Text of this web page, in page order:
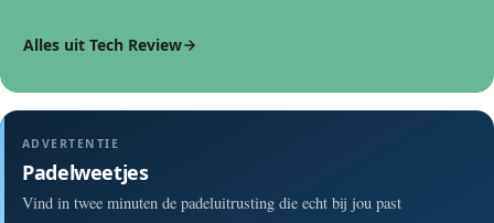
Alles uit Tech Review
ADVERTENTIE
Padelweetjes
Vind in twee minuten de padeluitrusting die echt bij jou past